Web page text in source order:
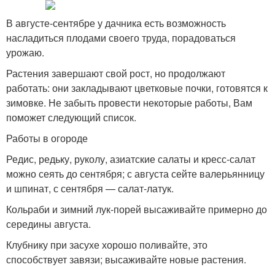
В августе-сентябре у дачника есть возможность
насладиться плодами своего труда, порадоваться
урожаю.
Растения завершают свой рост, но продолжают
работать: они закладывают цветковые почки, готовятся к
зимовке. Не забыть провести некоторые работы, Вам
поможет следующий список.
Работы в огороде
Редис, редьку, руколу, азиатские салаты и кресс-салат
можно сеять до сентября; с августа сейте валерьянницу
и шпинат, с сентября — салат-латук.
Кольраби и зимний лук-порей высаживайте примерно до
середины августа.
Клубнику при засухе хорошо поливайте, это
способствует завязи; высаживайте новые растения.